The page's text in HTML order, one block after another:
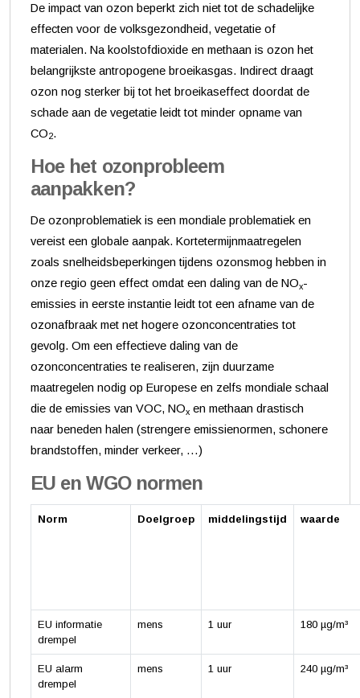
De impact van ozon beperkt zich niet tot de schadelijke
effecten voor de volksgezondheid, vegetatie of
materialen. Na koolstofdioxide en methaan is ozon het
belangrijkste antropogene broeikasgas. Indirect draagt
ozon nog sterker bij tot het broeikaseffect doordat de
schade aan de vegetatie leidt tot minder opname van
CO2.
Hoe het ozonprobleem
aanpakken?
De ozonproblematiek is een mondiale problematiek en
vereist een globale aanpak. Kortetermijnmaatregelen
zoals snelheidsbeperkingen tijdens ozonsmog hebben in
onze regio geen effect omdat een daling van de NOx-
emissies in eerste instantie leidt tot een afname van de
ozonafbraak met net hogere ozonconcentraties tot
gevolg. Om een effectieve daling van de
ozonconcentraties te realiseren, zijn duurzame
maatregelen nodig op Europese en zelfs mondiale schaal
die de emissies van VOC, NOx en methaan drastisch
naar beneden halen (strengere emissienormen, schonere
brandstoffen, minder verkeer, …)
EU en WGO normen
Norm Doelgroep middelingstijd waarde
EU informatie
drempel
mens 1 uur 180 µg/m³
EU alarm
drempel
mens 1 uur 240 µg/m³